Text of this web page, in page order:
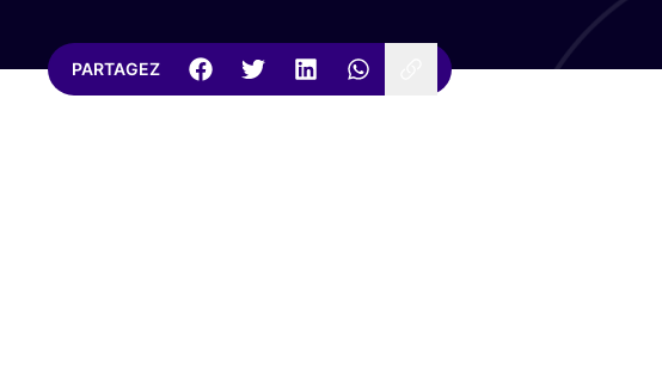
PARTAGEZ